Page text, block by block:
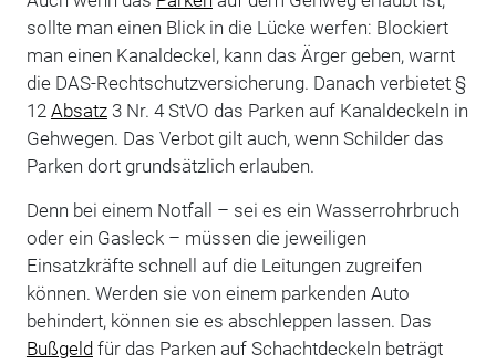
sollte man einen Blick in die Lücke werfen: Blockiert
man einen Kanaldeckel, kann das Ärger geben, warnt
die DAS-Rechtschutzversicherung. Danach verbietet §
12 Absatz3 Nr. 4 StVO das Parken auf Kanaldeckeln in
Gehwegen. Das Verbot gilt auch, wenn Schilder das
Parken dort grundsätzlich erlauben.
Denn bei einem Notfall – sei es ein Wasserrohrbruch
oder ein Gasleck – müssen die jeweiligen
Einsatzkräfte schnell auf die Leitungen zugreifen
können. Werden sie von einem parkenden Auto
behindert, können sie es abschleppen lassen. Das
Bußgeldfür das Parken auf Schachtdeckeln beträgt